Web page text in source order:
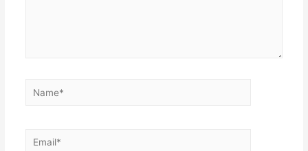
Name*
Email*